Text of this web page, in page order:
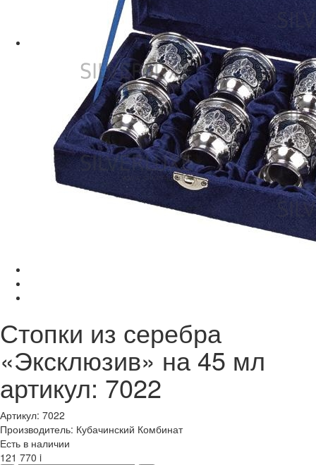
Стопки из серебра
«Эксклюзив» на 45 мл
артикул: 7022
Артикул: 7022
Производитель: Кубачинский Комбинат
Есть в наличии
121 770 i